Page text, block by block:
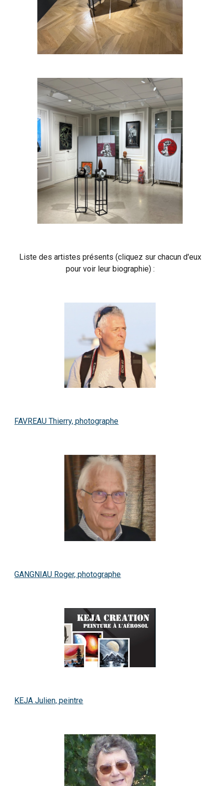
Liste des artistes présents (cliquez sur chacun d'eux
pour voir leur biographie) :
FAVREAU Thierry, photographe
GANGNIAU Roger, photographe
KEJA Julien, peintre